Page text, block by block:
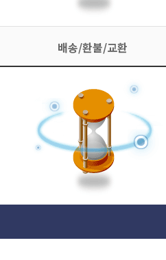
배송/환불/교환